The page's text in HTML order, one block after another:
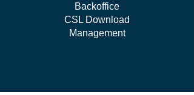
Backoffice
CSL Download
Management